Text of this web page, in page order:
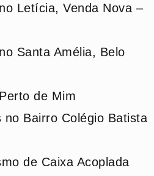
Letícia, Venda Nova –
Santa Amélia, Belo
de Mim
no Bairro Colégio Batista
de Caixa Acoplada